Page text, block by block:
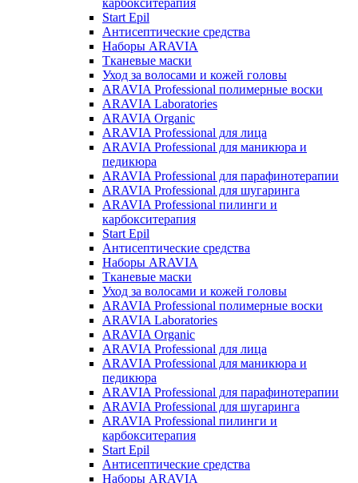
карбокситерапия
Start Epil
Антисептические средства
Наборы ARAVIA
Тканевые маски
Уход за волосами и кожей головы
ARAVIA Professional полимерные воски
ARAVIA Laboratories
ARAVIA Organic
ARAVIA Professional для лица
ARAVIA Professional для маникюра и
педикюра
ARAVIA Professional для парафинотерапии
ARAVIA Professional для шугаринга
ARAVIA Professional пилинги и
карбокситерапия
Start Epil
Антисептические средства
Наборы ARAVIA
Тканевые маски
Уход за волосами и кожей головы
ARAVIA Professional полимерные воски
ARAVIA Laboratories
ARAVIA Organic
ARAVIA Professional для лица
ARAVIA Professional для маникюра и
педикюра
ARAVIA Professional для парафинотерапии
ARAVIA Professional для шугаринга
ARAVIA Professional пилинги и
карбокситерапия
Start Epil
Антисептические средства
Наборы ARAVIA